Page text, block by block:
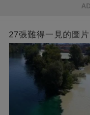
27張難得一見的圖